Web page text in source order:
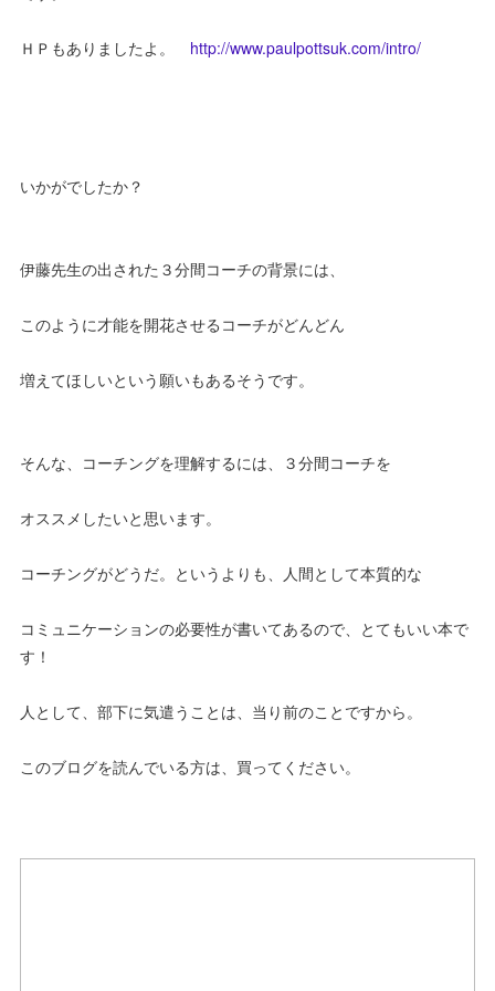
ＨＰもありましたよ。 http://www.paulpottsuk.com/intro/
いかがでしたか？
伊藤先生の出された３分間コーチの背景には、
このように才能を開花させるコーチがどんどん
増えてほしいという願いもあるそうです。
そんな、コーチングを理解するには、３分間コーチを
オススメしたいと思います。
コーチングがどうだ。というよりも、人間として本質的な
コミュニケーションの必要性が書いてあるので、とてもいい本で
す！
人として、部下に気遣うことは、当り前のことですから。
このブログを読んでいる方は、買ってください。